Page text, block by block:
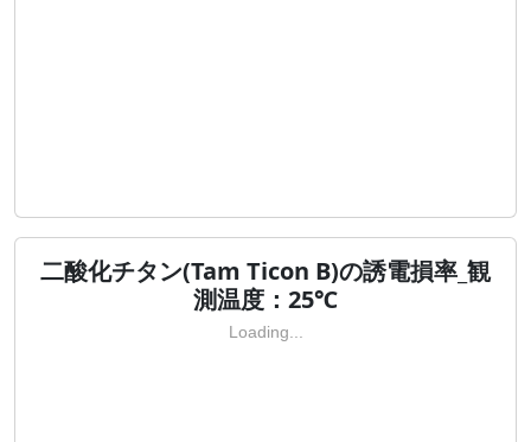
二酸化チタン(Tam Ticon B)の誘電損率_観
測温度：25℃
Loading...